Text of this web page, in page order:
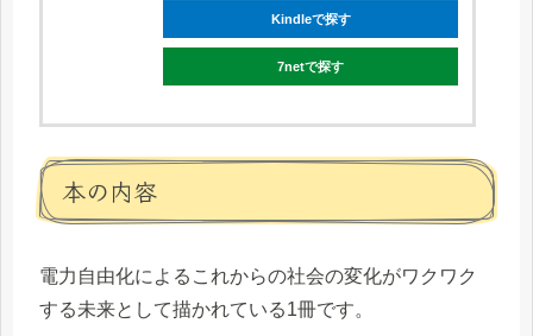
Kindleで探す
7netで探す
本の内容
電力自由化によるこれからの社会の変化がワクワク
する未来として描かれている1冊です。